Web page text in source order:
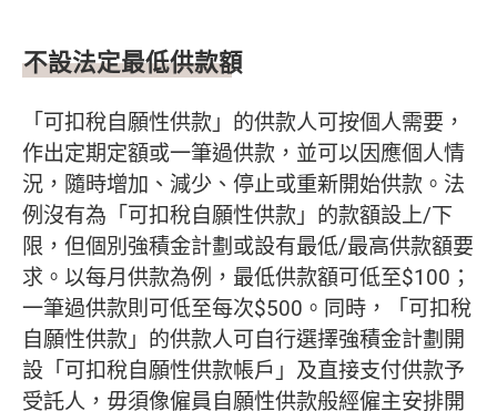
不設法定最低供款額
「可扣稅自願性供款」的供款人可按個人需要，
作出定期定額或一筆過供款，並可以因應個人情
況，隨時增加、減少、停止或重新開始供款。法
例沒有為「可扣稅自願性供款」的款額設上/下
限，但個別強積金計劃或設有最低/最高供款額要
求。以每月供款為例，最低供款額可低至$100；
一筆過供款則可低至每次$500。同時，「可扣稅
自願性供款」的供款人可自行選擇強積金計劃開
設「可扣稅自願性供款帳戶」及直接支付供款予
受託人，毋須像僱員自願性供款般經僱主安排開